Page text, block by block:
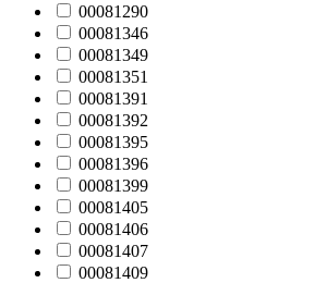
00081290
00081346
00081349
00081351
00081391
00081392
00081395
00081396
00081399
00081405
00081406
00081407
00081409